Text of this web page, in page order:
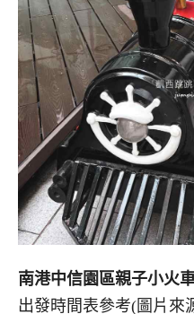
南港中信園區親子小火
出發時間表參考(圖片來